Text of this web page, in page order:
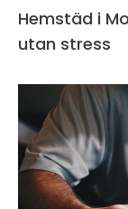
Hemstäd i
utan stress